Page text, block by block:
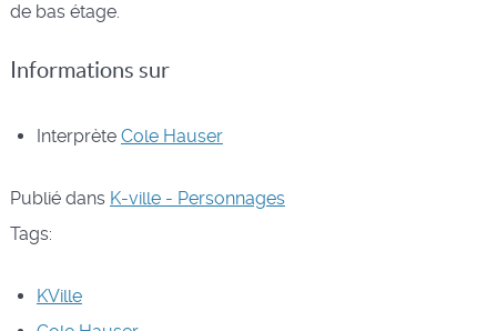
de bas étage.
Informations sur
Interprète Cole Hauser
Publié dans K-ville - Personnages
Tags:
KVille